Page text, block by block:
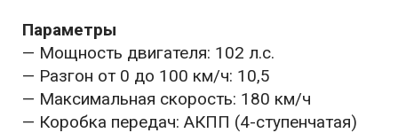
Параметры
— Мощность двигателя: 102 л.с.
— Разгон от 0 до 100 км/ч: 10,5
— Максимальная скорость: 180 км/ч
— Коробка передач: АКПП (4-ступенчатая)